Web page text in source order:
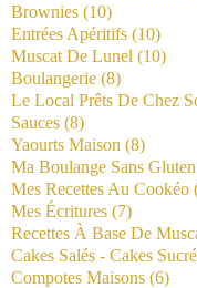
Brownies (10)
Entrées Apéritifs (10)
Muscat De Lunel (10)
Boulangerie (8)
Le Local Prêts De Chez
Sauces (8)
Yaourts Maison (8)
Ma Boulange Sans
Mes Recettes Au Cookéo
Mes Écritures (7)
Recettes À Base De
Cakes Salés - Cakes
Compotes Maisons (6)